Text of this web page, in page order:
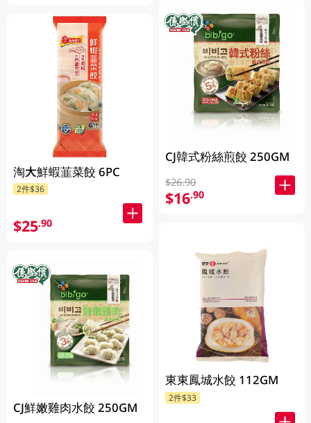
淘大鮮蝦韮菜餃 6PC
2件$36
$25.90
CJ鮮嫩雞肉水餃 250GM
CJ韓式粉絲煎餃 250GM
$26.90
$16.90
東東鳳城水餃 112GM
2件$33